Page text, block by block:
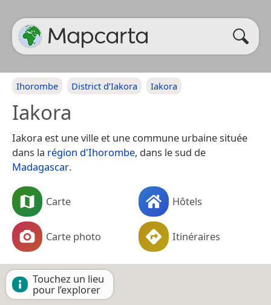
Ihorombe District d’Iakora Iakora
Iakora
Iakora est une ville et une commune urbaine située
dans la région d'Ihorombe, dans le sud de
Madagascar.
Carte Hôtels
Carte photo Itinéraires
Touchez un lieu
pour l’explorer